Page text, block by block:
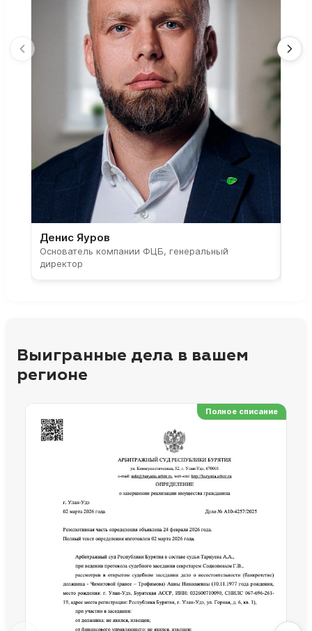
Денис Яуров
Основатель компании ФЦБ, генеральный
директор
Выигранные дела в вашем
регионе
Полное списание